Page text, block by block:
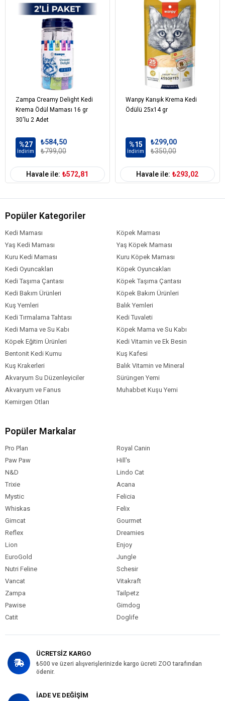
Kedi Maması
Tahıl Oranı
Kedi Özel
Gereksinim
Tüy ve Deri Sağlığı
Kedi Maması
Kedi Maması
Paket Boyutu
0-100 gr
Kedi Irk Özelliği
Zampa Creamy Delight Kedi
Krema Ödül Maması 16 gr
30'lu 2 Adet
%27
İndirim
₺584,50
₺799,00
Havale ile: ₺572,81
Wanpy Karışık Krema Kedi
Ödülü 25x14 gr
%15
İndirim
₺299,00
₺350,00
Havale ile: ₺293,02
Popüler Kategoriler
Kedi Maması
Köpek Maması
Yaş Kedi Maması
Yaş Köpek Maması
Kuru Kedi Maması
Kuru Köpek Maması
Kedi Oyuncakları
Köpek Oyuncakları
Kedi Taşıma Çantası
Köpek Taşıma Çantası
Kedi Bakım Ürünleri
Köpek Bakım Ürünleri
Kuş Yemleri
Balık Yemleri
Kedi Tırmalama Tahtası
Kedi Tuvaleti
Kedi Mama ve Su Kabı
Köpek Mama ve Su Kabı
Köpek Eğitim Ürünleri
Kedi Vitamin ve Ek Besin
Bentonit Kedi Kumu
Kuş Kafesi
Kuş Krakerleri
Balık Vitamin ve Mineral
Akvaryum Su Düzenleyiciler
Sürüngen Yemi
Akvaryum ve Fanus
Muhabbet Kuşu Yemi
Kemirgen Otları
Popüler Markalar
Pro Plan
Royal Canin
Paw Paw
Hill's
N&D
Lindo Cat
Trixie
Acana
Mystic
Felicia
Whiskas
Felix
Gimcat
Gourmet
Reflex
Dreamies
Lion
Enjoy
EuroGold
Jungle
Nutri Feline
Schesir
Vancat
Vitakraft
Zampa
Tailpetz
Pawise
Gimdog
Catit
Doglife
ÜCRETSİZ KARGO
₺500 ve üzeri alışverişlerinizde kargo ücreti ZOO tarafından
ödenir.
İADE VE DEĞİŞİM